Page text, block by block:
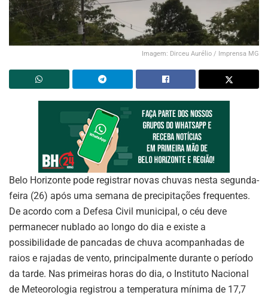
Imagem: Dirceu Aurélio / Imprensa MG
Belo Horizonte pode registrar novas chuvas nesta segunda-
feira (26) após uma semana de precipitações frequentes.
De acordo com a Defesa Civil municipal, o céu deve
permanecer nublado ao longo do dia e existe a
possibilidade de pancadas de chuva acompanhadas de
raios e rajadas de vento, principalmente durante o período
da tarde. Nas primeiras horas do dia, o Instituto Nacional
de Meteorologia registrou a temperatura mínima de 17,7